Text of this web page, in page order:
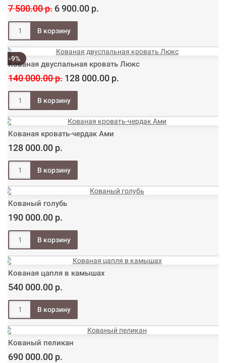
7 500.00 р. 6 900.00 р.
-9%
Кованая двуспальная кровать Люкс
140 000.00 р. 128 000.00 р.
Кованая кровать-чердак Ами
128 000.00 р.
Кованый голубь
190 000.00 р.
Кованая цапля в камышах
540 000.00 р.
Кованый пеликан
690 000.00 р.